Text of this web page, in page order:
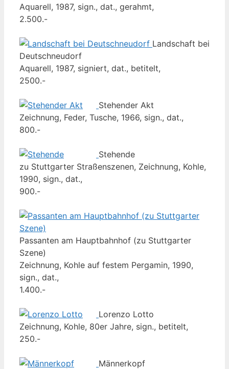
Aquarell, 1987, sign., dat., gerahmt,
2.500.-
Landschaft bei
Deutschneudorf
Aquarell, 1987, signiert, dat., betitelt,
2500.-
Stehender Akt
Zeichnung, Feder, Tusche, 1966, sign., dat.,
800.-
Stehende
zu Stuttgarter Straßenszenen, Zeichnung, Kohle,
1990, sign., dat.,
900.-
Passanten am Hauptbahnhof (zu Stuttgarter
Szene)
Zeichnung, Kohle auf festem Pergamin, 1990,
sign., dat.,
1.400.-
Lorenzo Lotto
Zeichnung, Kohle, 80er Jahre, sign., betitelt,
250.-
Männerkopf